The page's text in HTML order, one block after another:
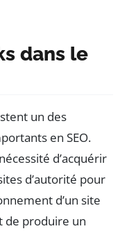
dans le
un des
en SEO.
d’acquérir
d’autorité pour
d’un site
de produire un